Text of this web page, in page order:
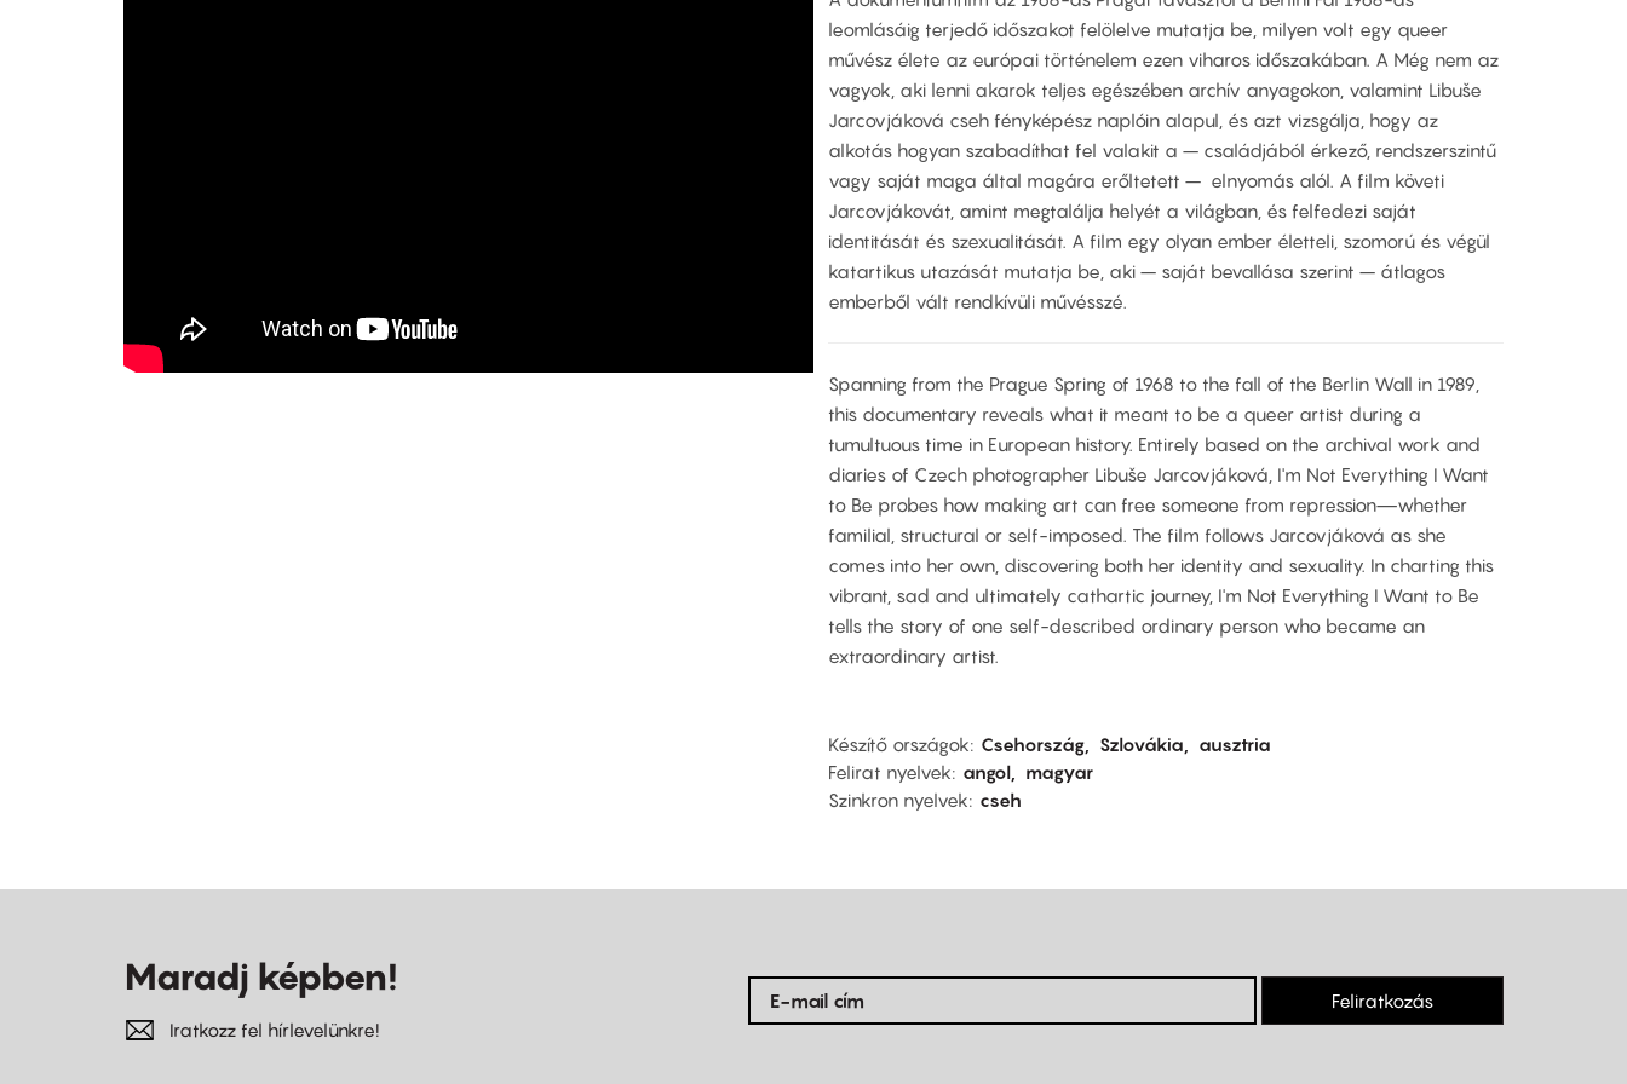
leomlásáig terjedő időszakot felölelve mutatja be, milyen volt egy queer
művész élete az európai történelem ezen viharos időszakában. A Még nem az
vagyok, aki lenni akarok teljes egészében archív anyagokon, valamint Libuše
Jarcovjáková cseh fényképész naplóin alapul, és azt vizsgálja, hogy az
alkotás hogyan szabadíthat fel valakit a – családjából érkező, rendszerszintű
vagy saját maga által magára erőltetett – elnyomás alól. A film követi
Jarcovjákovát, amint megtalálja helyét a világban, és felfedezi saját
identitását és szexualitását. A film egy olyan ember életteli, szomorú és végül
katartikus utazását mutatja be, aki – saját bevallása szerint – átlagos
emberből vált rendkívüli művésszé.
Spanning from the Prague Spring of 1968 to the fall of the Berlin Wall in 1989,
this documentary reveals what it meant to be a queer artist during a
tumultuous time in European history. Entirely based on the archival work and
diaries of Czech photographer Libuše Jarcovjáková, I'm Not Everything I Want
to Be probes how making art can free someone from repression—whether
familial, structural or self-imposed. The film follows Jarcovjáková as she
comes into her own, discovering both her identity and sexuality. In charting this
vibrant, sad and ultimately cathartic journey, I'm Not Everything I Want to Be
tells the story of one self-described ordinary person who became an
extraordinary artist.
Készítő országok Csehország Szlovákia
ausztria
Felirat nyelvek
angol
magyar
Szinkron nyelvek
cseh
Maradj képben!
Iratkozz fel hírlevelünkre!
Feliratkozás